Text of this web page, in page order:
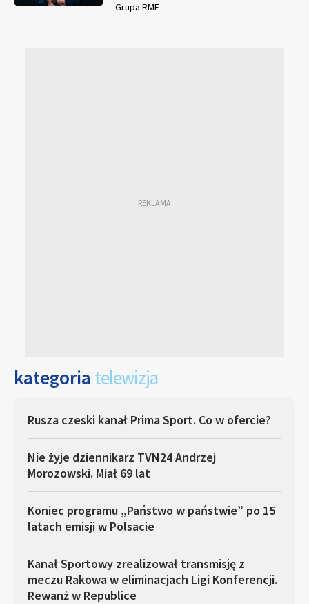
Grupa RMF
kategoria telewizja
Rusza czeski kanał Prima Sport. Co w ofercie?
Nie żyje dziennikarz TVN24 Andrzej
Morozowski. Miał 69 lat
Koniec programu „Państwo w państwie” po 15
latach emisji w Polsacie
Kanał Sportowy zrealizował transmisję z
meczu Rakowa w eliminacjach Ligi Konferencji.
Rewanż w Republice